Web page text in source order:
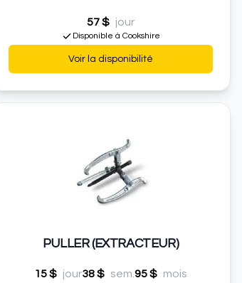
57 $ jour
Disponible à Cookshire
Voir la disponibilité
PULLER (EXTRACTEUR)
15 $ jour38 $ sem. 95 $ mois